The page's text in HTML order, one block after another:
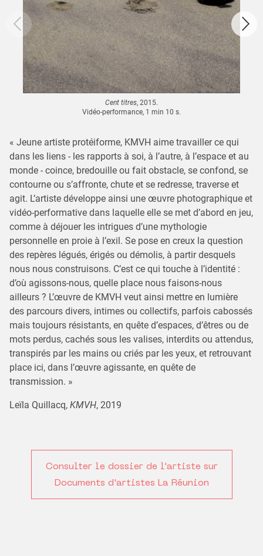
Cent titres, 2015.
Vidéo-performance, 1 min 10 s.
« Jeune artiste protéiforme, KMVH aime travailler ce qui
dans les liens - les rapports à soi, à l’autre, à l’espace et au
monde - coince, bredouille ou fait obstacle, se confond, se
contourne ou s’affronte, chute et se redresse, traverse et
agit. L’artiste développe ainsi une œuvre photographique et
vidéo-performative dans laquelle elle se met d’abord en jeu,
comme à déjouer les intrigues d’une mythologie
personnelle en proie à l’exil. Se pose en creux la question
des repères légués, érigés ou démolis, à partir desquels
nous nous construisons. C’est ce qui touche à l’identité :
d’où agissons-nous, quelle place nous faisons-nous
ailleurs ? L’œuvre de KMVH veut ainsi mettre en lumière
des parcours divers, intimes ou collectifs, parfois cabossés
mais toujours résistants, en quête d’espaces, d’êtres ou de
mots perdus, cachés sous les valises, interdits ou attendus,
transpirés par les mains ou criés par les yeux, et retrouvant
place ici, dans l’œuvre agissante, en quête de
transmission. »
Leïla Quillacq, KMVH, 2019
Consulter le dossier de l'artiste sur
Documents d'artistes La Réunion